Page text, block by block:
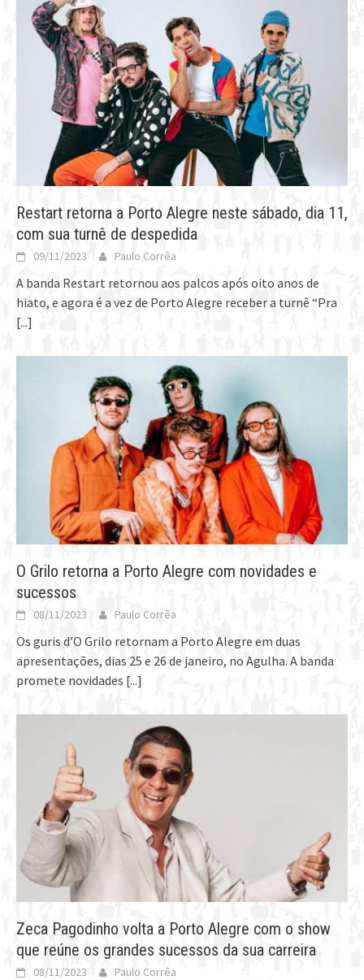
Restart retorna a Porto Alegre neste sábado, dia 11,
com sua turnê de despedida
09/11/2023 Paulo Corrêa
A banda Restart retornou aos palcos após oito anos de
hiato, e agora é a vez de Porto Alegre receber a turnê “Pra
[...]
O Grilo retorna a Porto Alegre com novidades e
sucessos
08/11/2023 Paulo Corrêa
Os guris d’O Grilo retornam a Porto Alegre em duas
apresentações, dias 25 e 26 de janeiro, no Agulha. A banda
promete novidades [...]
Zeca Pagodinho volta a Porto Alegre com o show
que reúne os grandes sucessos da sua carreira
08/11/2023 Paulo Corrêa